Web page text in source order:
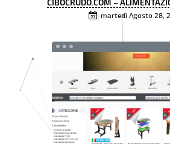
CIBOCRUDO.COM –
martedì Agosto 28,